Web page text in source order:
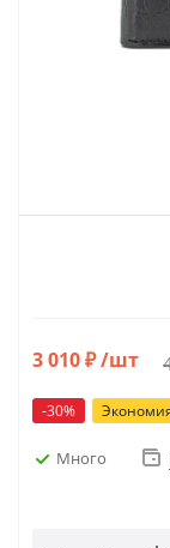
3 010₽/шт
-30%
Много